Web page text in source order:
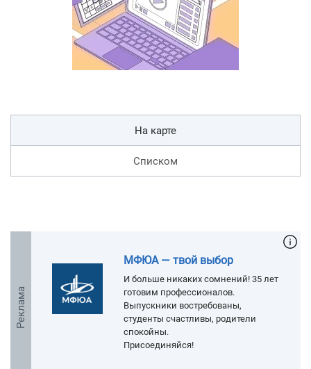
На карте
Списком
Реклама
МФЮА — твой выбор
И больше никаких сомнений! 35 лет
готовим профессионалов.
Выпускники востребованы,
студенты счастливы, родители
спокойны.
Присоединяйся!